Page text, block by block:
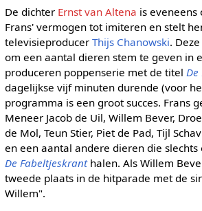
De dichter Ernst van Altena is eveneens
Frans' vermogen tot imiteren en stelt
televisieproducer Thijs Chanowski.
om een aantal dieren stem te geven in
produceren poppenserie met de titel
dagelijkse vijf minuten durende (voor
programma is een groot succes. Frans
Meneer Jacob de Uil, Willem Bever,
de Mol, Teun Stier, Piet de Pad, Tijl
en een aantal andere dieren die
De Fabeltjeskranthalen. Als Willem
tweede plaats in de hitparade met de
Willem".